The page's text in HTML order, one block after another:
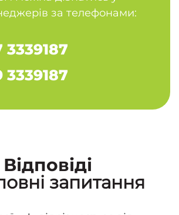
за телефонами:
3339187
3339187
Відповіді
запитання